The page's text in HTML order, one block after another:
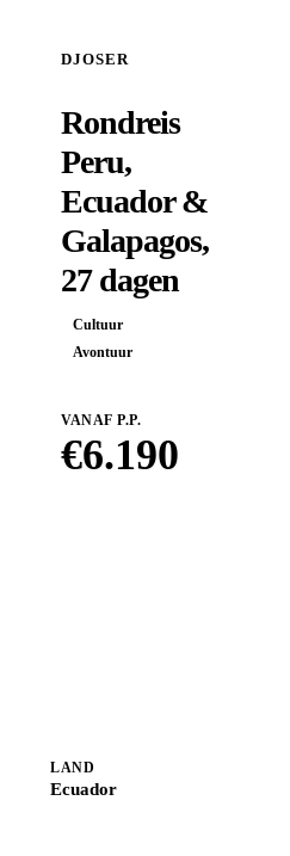
DJOSER
Rondreis
Peru,
Ecuador &
Galapagos,
27 dagen
Cultuur
Avontuur
VANAF P.P.
€6.190
LAND
Ecuador